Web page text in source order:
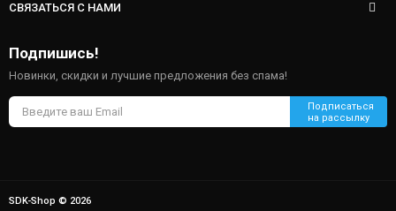
СВЯЗАТЬСЯ С НАМИ
Подпишись!
Новинки, скидки и лучшие предложения без спама!
SDK-Shop © 2026